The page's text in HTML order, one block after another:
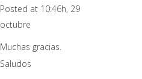
Posted at 10:46h, 29
octubre
Muchas gracias.
Saludos